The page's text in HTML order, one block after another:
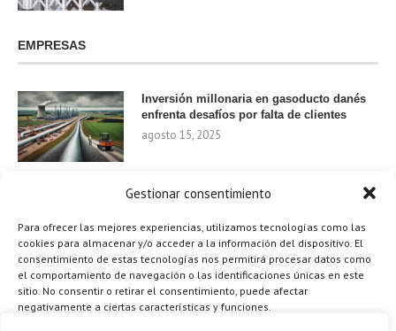
Gestionar consentimiento
Para ofrecer las mejores experiencias, utilizamos tecnologías como las
cookies para almacenar y/o acceder a la información del dispositivo. El
consentimiento de estas tecnologías nos permitirá procesar datos como
el comportamiento de navegación o las identificaciones únicas en este
sitio. No consentir o retirar el consentimiento, puede afectar
negativamente a ciertas características y funciones.
EMPRESAS
Inversión millonaria en gasoducto danés
enfrenta desafíos por falta de clientes
agosto 15, 2025
de IA para 2024
agosto 9, 2025
¿Cómo el Método de Tres Sillas de Walt